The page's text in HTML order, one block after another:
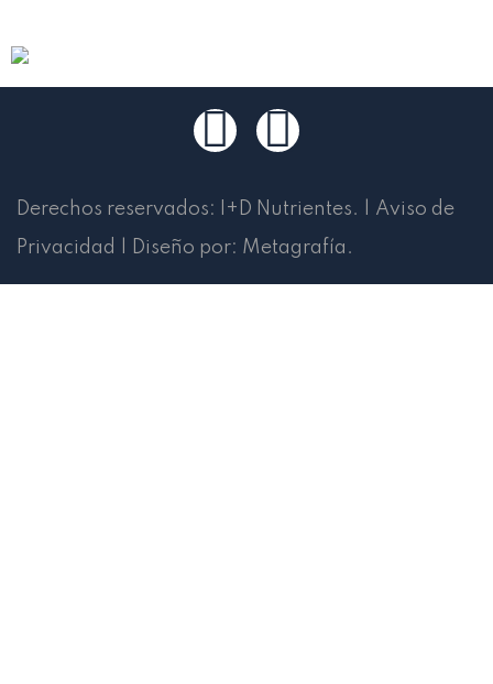
Derechos reservados: I+D Nutrientes.
Aviso de
Privacidad
Diseño por: Metagrafía .